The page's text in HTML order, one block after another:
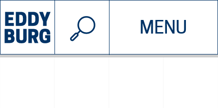
MENU
INIZIATIVE CHI SIAMO
© 2026 EDDYBURG